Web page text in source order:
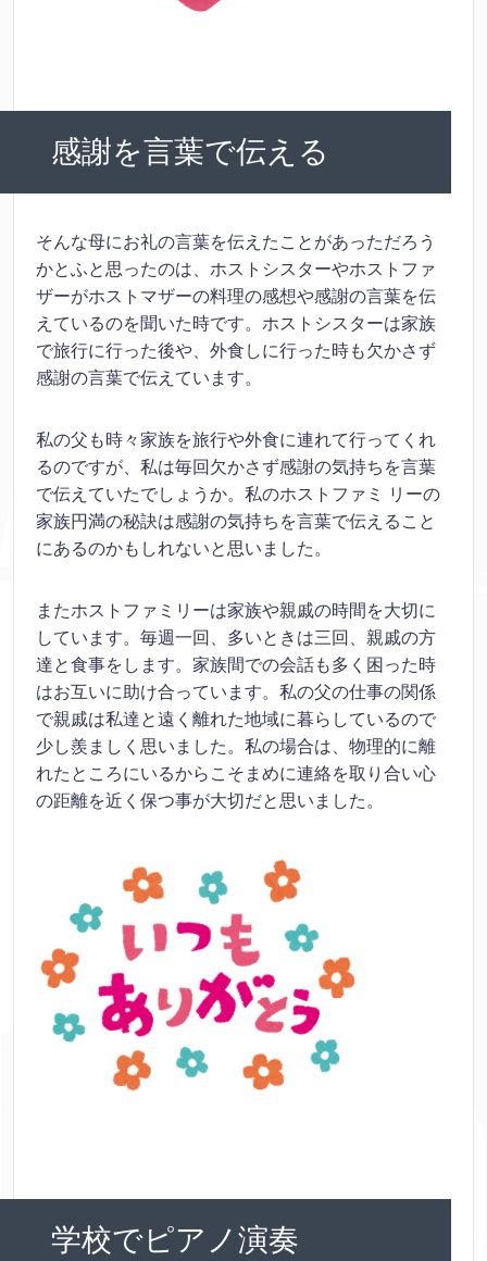
感謝を言葉で伝える
そんな母にお礼の言葉を伝えたことがあっただろう
かとふと思ったのは、ホストシスターやホストファ
ザーがホストマザーの料理の感想や感謝の言葉を伝
えているのを聞いた時です。ホストシスターは家族
で旅行に行った後や、外食しに行った時も欠かさず
感謝の言葉で伝えています。
私の父も時々家族を旅行や外食に連れて行ってくれ
るのですが、私は毎回欠かさず感謝の気持ちを言葉
で伝えていたでしょうか。私のホストファミ リーの
家族円満の秘訣は感謝の気持ちを言葉で伝えること
にあるのかもしれないと思いました。
またホストファミリーは家族や親戚の時間を大切に
しています。毎週一回、多いときは三回、親戚の方
達と食事をします。家族間での会話も多く困った時
はお互いに助け合っています。私の父の仕事の関係
で親戚は私達と遠く離れた地域に暮らしているので
少し羨ましく思いました。私の場合は、物理的に離
れたところにいるからこそまめに連絡を取り合い心
の距離を近く保つ事が大切だと思いました。
学校でピアノ演奏